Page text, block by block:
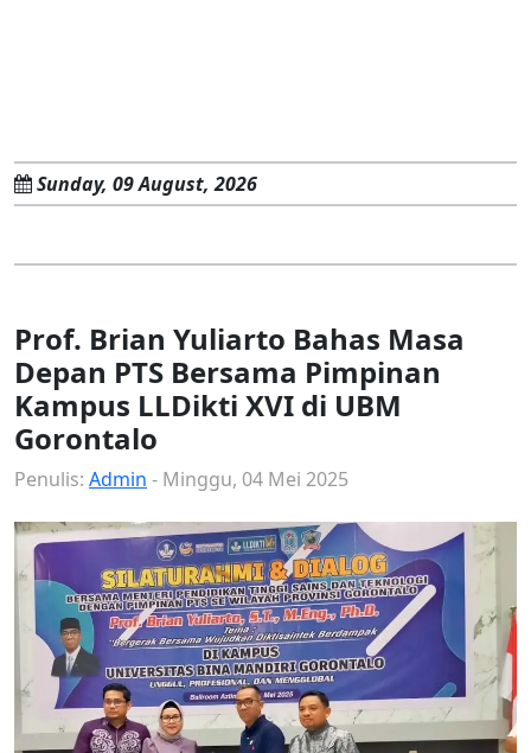
Sunday, 09 August, 2026
Prof. Brian Yuliarto Bahas Masa
Depan PTS Bersama Pimpinan
Kampus LLDikti XVI di UBM
Gorontalo
Penulis: Admin - Minggu, 04 Mei 2025